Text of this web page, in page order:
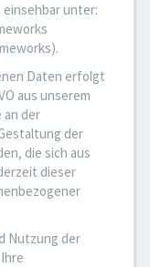
unter:
Daten erfolgt
aus unserem
der
der
die sich aus
dieser
Nutzung der